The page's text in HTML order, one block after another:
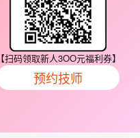
【扫码领取新人3OO元福利券】
预约技师